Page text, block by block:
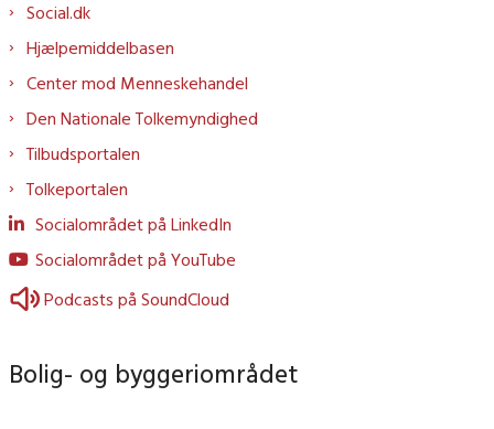
Social.dk
Hjælpemiddelbasen
Center mod Menneskehandel
Den Nationale Tolkemyndighed
Tilbudsportalen
Tolkeportalen
Socialområdet på LinkedIn
Socialområdet på YouTube
Podcasts på SoundCloud
Bolig- og byggeriområdet